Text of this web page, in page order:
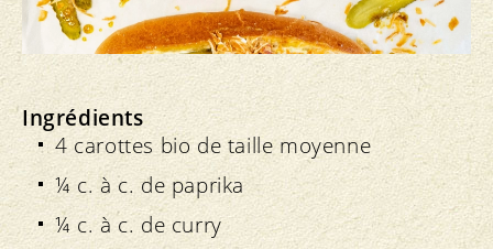
Ingrédients
4 carottes bio de taille moyenne
¼ c. à c. de paprika
¼ c. à c. de curry